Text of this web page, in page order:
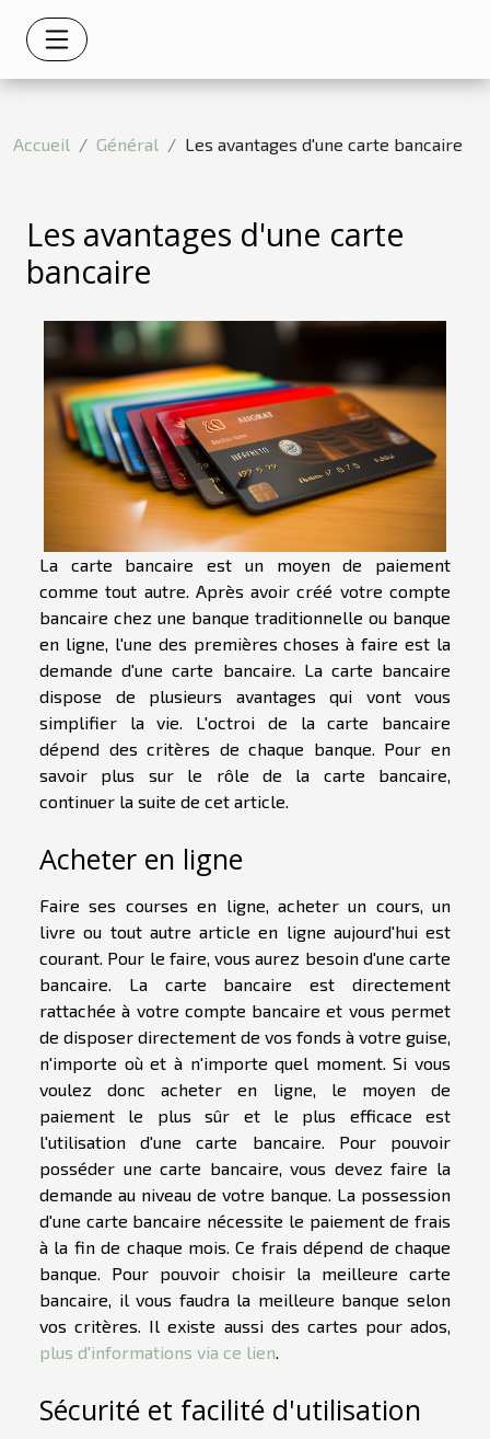
Accueil Général Les avantages d'une carte bancaire
Les avantages d'une carte
bancaire
La carte bancaire est un moyen de paiement
comme tout autre. Après avoir créé votre compte
bancaire chez une banque traditionnelle ou banque
en ligne, l'une des premières choses à faire est la
demande d'une carte bancaire. La carte bancaire
dispose de plusieurs avantages qui vont vous
simplifier la vie. L'octroi de la carte bancaire
dépend des critères de chaque banque. Pour en
savoir plus sur le rôle de la carte bancaire,
continuer la suite de cet article.
Acheter en ligne
Faire ses courses en ligne, acheter un cours, un
livre ou tout autre article en ligne aujourd'hui est
courant. Pour le faire, vous aurez besoin d'une carte
bancaire. La carte bancaire est directement
rattachée à votre compte bancaire et vous permet
de disposer directement de vos fonds à votre guise,
n'importe où et à n'importe quel moment. Si vous
voulez donc acheter en ligne, le moyen de
paiement le plus sûr et le plus efficace est
l'utilisation d'une carte bancaire. Pour pouvoir
posséder une carte bancaire, vous devez faire la
demande au niveau de votre banque. La possession
d'une carte bancaire nécessite le paiement de frais
à la fin de chaque mois. Ce frais dépend de chaque
banque. Pour pouvoir choisir la meilleure carte
bancaire, il vous faudra la meilleure banque selon
vos critères. Il existe aussi des cartes pour ados,
plus d'informations via ce lien.
Sécurité et facilité d'utilisation